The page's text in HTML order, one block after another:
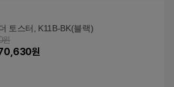
토스터, K11B-BK(블랙)
원
원